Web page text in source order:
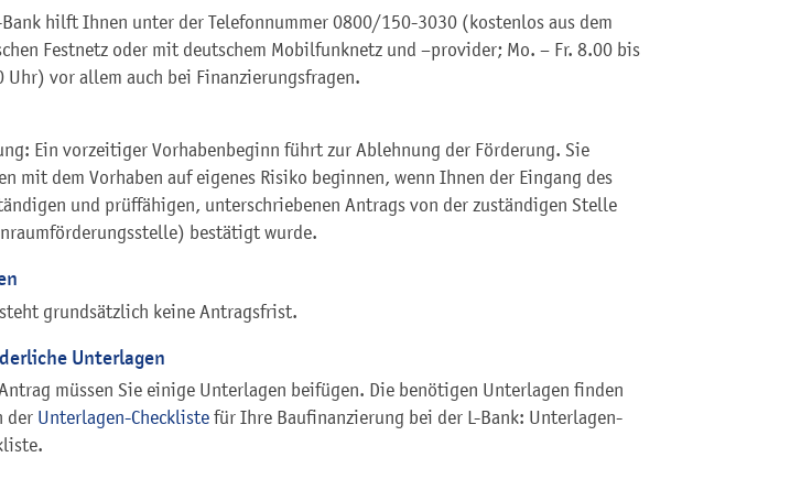
Bank hilft Ihnen unter der Telefonnummer 0800/150-3030 (kostenlos aus dem
Festnetz oder mit deutschem Mobilfunknetz und –provider; Mo. – Fr. 8.00 bis
Uhr) vor allem auch bei Finanzierungsfragen.
Ein vorzeitiger Vorhabenbeginn führt zur Ablehnung der Förderung. Sie
mit dem Vorhaben auf eigenes Risiko beginnen, wenn Ihnen der Eingang des
und prüffähigen, unterschriebenen Antrags von der zuständigen Stelle
bestätigt wurde.
grundsätzlich keine Antragsfrist.
Unterlagen
müssen Sie einige Unterlagen beifügen. Die benötigen Unterlagen finden
der Unterlagen-Checkliste für Ihre Baufinanzierung bei der L-Bank: Unterlagen-